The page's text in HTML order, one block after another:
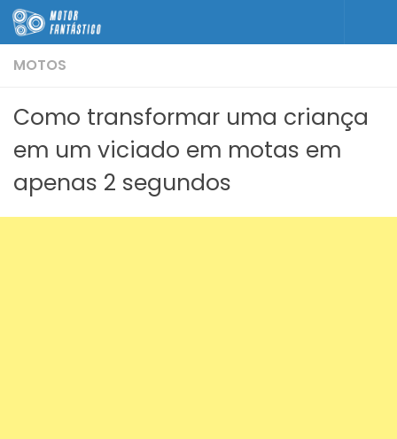
Skip to content
MOTOS
Como transformar uma criança
em um viciado em motas em
apenas 2 segundos